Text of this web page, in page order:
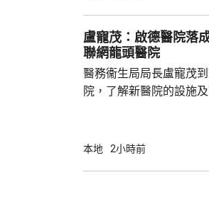
盧寵茂：啟德醫院落
聯網龍頭醫院
醫務衞生局局長盧寵茂
院，了解新醫院的設施
蓋油尖旺、九龍城、黃
本地 2小時前